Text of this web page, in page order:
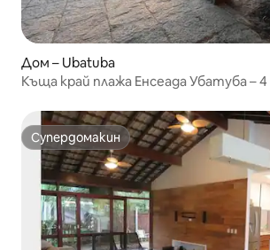
Дом – Ubatuba
Къща край плажа Енсеада Убатуба – 4
Супердомакин
Супердомакин